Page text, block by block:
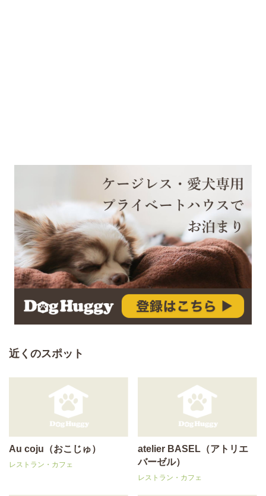
近くのスポット
Au coju（おこじゅ）
レストラン・カフェ
atelier BASEL（アトリエ
バーゼル）
レストラン・カフェ